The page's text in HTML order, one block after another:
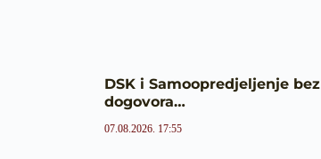
DSK i Samoopredjeljenje bez
dogovora…
07.08.2026. 17:55